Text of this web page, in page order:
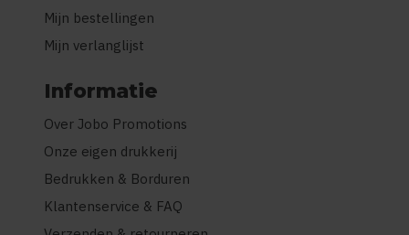
Mijn bestellingen
Mijn verlanglijst
Informatie
Over Jobo Promotions
Onze eigen drukkerij
Bedrukken & Borduren
Klantenservice & FAQ